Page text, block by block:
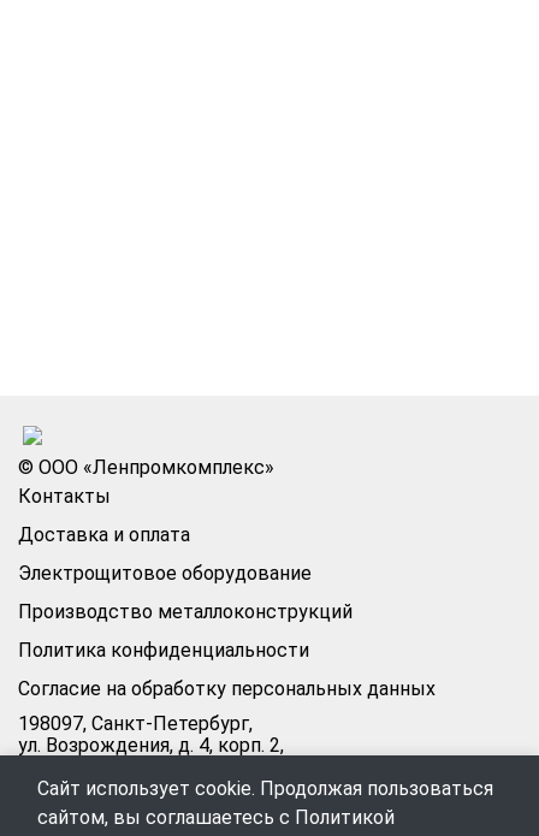
© ООО «Ленпромкомплекс»
Контакты
Доставка и оплата
Электрощитовое оборудование
Производство металлоконструкций
Политика конфиденциальности
Согласие на обработку персональных данных
198097, Санкт-Петербург,
ул. Возрождения, д. 4, корп. 2,
Режим работы офиса:
Сайт использует cookie. Продолжая пользоваться
сайтом, вы соглашаетесь с Политикой